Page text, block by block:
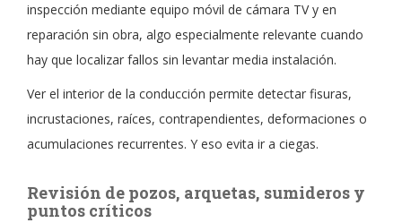
inspección mediante equipo móvil de cámara TV y en
reparación sin obra, algo especialmente relevante cuando
hay que localizar fallos sin levantar media instalación.
Ver el interior de la conducción permite detectar fisuras,
incrustaciones, raíces, contrapendientes, deformaciones o
acumulaciones recurrentes. Y eso evita ir a ciegas.
Revisión de pozos, arquetas, sumideros y
puntos críticos